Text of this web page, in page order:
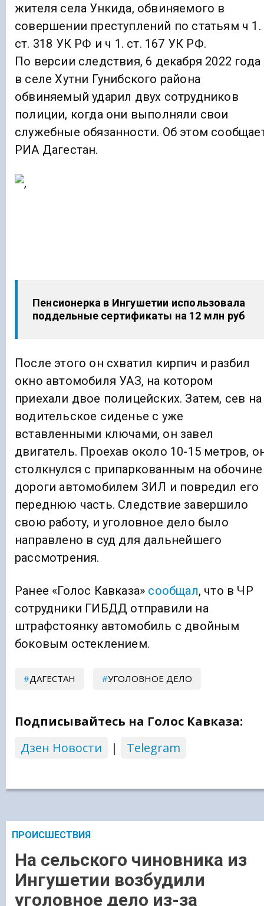
жителя села Ункида, обвиняемого в
совершении преступлений по статьям ч 1.
ст. 318 УК РФ и ч 1. ст. 167 УК РФ.
По версии следствия, 6 декабря 2022 года
в селе Хутни Гунибского района
обвиняемый ударил двух сотрудников
полиции, когда они выполняли свои
служебные обязанности. Об этом
РИА Дагестан.
Пенсионерка в Ингушетии использовала
поддельные сертификаты на 12 млн руб
После этого он схватил кирпич и разбил
окно автомобиля УАЗ, на котором
приехали двое полицейских. Затем, сев на
водительское сиденье с уже
вставленными ключами, он завел
двигатель. Проехав около 10-15 метров,
столкнулся с припаркованным на обочине
дороги автомобилем ЗИЛ и повредил его
переднюю часть. Следствие завершило
свою работу, и уголовное дело было
направлено в суд для дальнейшего
рассмотрения.
Ранее «Голос Кавказа» сообщал, что в ЧР
сотрудники ГИБДД отправили на
штрафстоянку автомобиль с двойным
боковым остеклением.
ДАГЕСТАН УГОЛОВНОЕ ДЕЛО
Подписывайтесь на Голос Кавказа:
Дзен Новости
| Telegram
ПРОИСШЕСТВИЯ
На сельского чиновника из
Ингушетии возбудили
уголовное дело из-за